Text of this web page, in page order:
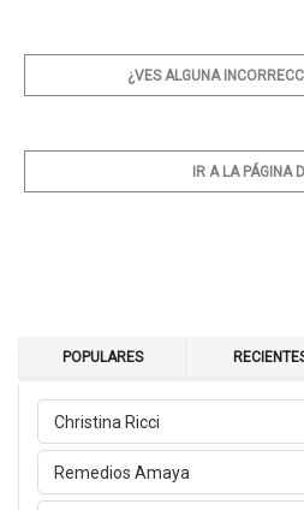
¿VES ALGUNA
IR A LA PÁGINA
POPULARES
Christina Ricci
Remedios Amaya